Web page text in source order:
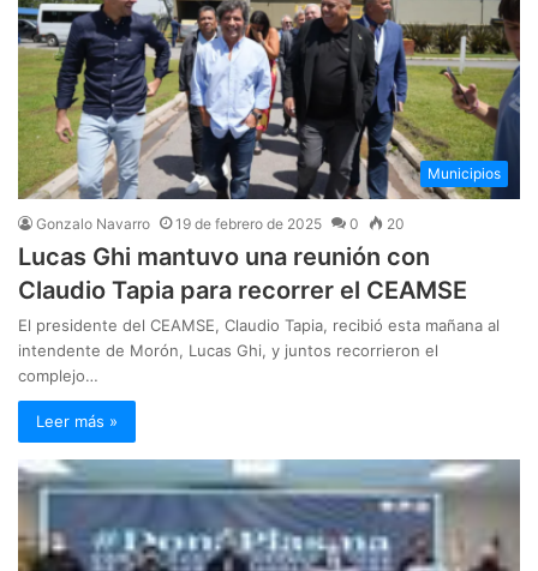
Municipios
Gonzalo Navarro 19 de febrero de 2025 0 20
Lucas Ghi mantuvo una reunión con
Claudio Tapia para recorrer el CEAMSE
El presidente del CEAMSE, Claudio Tapia, recibió esta mañana al
intendente de Morón, Lucas Ghi, y juntos recorrieron el
complejo…
Leer más »